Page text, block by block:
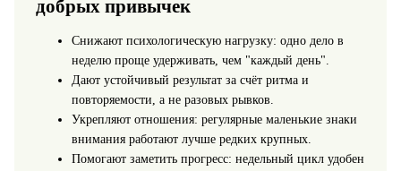
добрых привычек
Снижают психологическую нагрузку: одно дело в
неделю проще удерживать, чем "каждый день".
Дают устойчивый результат за счёт ритма и
повторяемости, а не разовых рывков.
Укрепляют отношения: регулярные маленькие знаки
внимания работают лучше редких крупных.
Помогают заметить прогресс: недельный цикл удобен